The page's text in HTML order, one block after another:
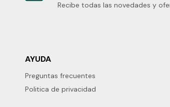
Recibe todas las novedades y
AYUDA
Preguntas frecuentes
Politica de privacidad